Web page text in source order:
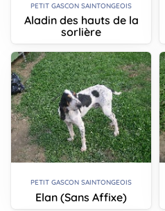
PETIT GASCON SAINTONGEOIS
Aladin des hauts de la
sorlière
PETIT GASCON SAINTONGEOIS
Elan (Sans Affixe)